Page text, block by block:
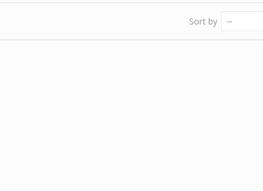
Sort by --